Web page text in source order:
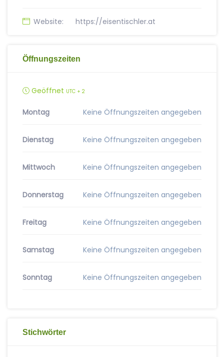
Website: https://eisentischler.at
Öffnungszeiten
Geöffnet UTC + 2
Montag Keine Öffnungszeiten angegeben
Dienstag Keine Öffnungszeiten angegeben
Mittwoch Keine Öffnungszeiten angegeben
Donnerstag Keine Öffnungszeiten angegeben
Freitag Keine Öffnungszeiten angegeben
Samstag Keine Öffnungszeiten angegeben
Sonntag Keine Öffnungszeiten angegeben
Stichwörter